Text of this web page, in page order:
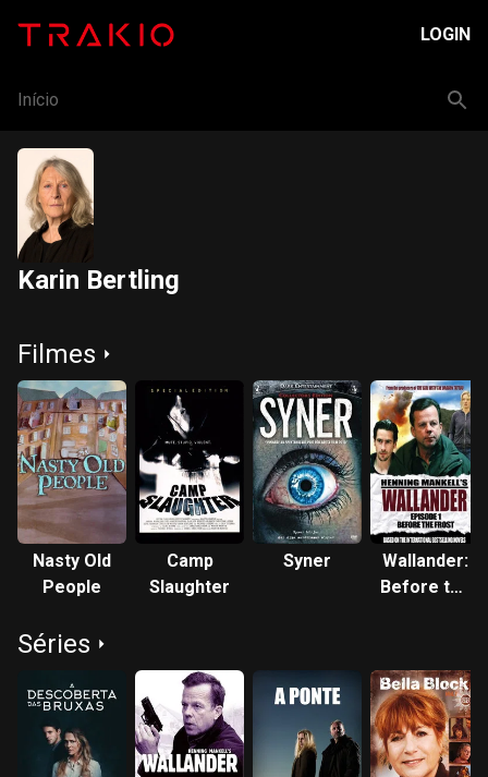
LOGIN
Início
Karin Bertling
Filmes
Nasty Old
People
Camp
Slaughter
Syner
Wallander:
Before the
Séries